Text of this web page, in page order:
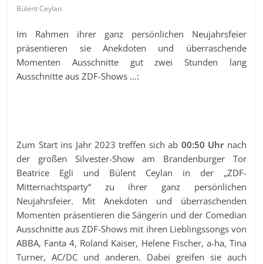
Bülent Ceylan
Im Rahmen ihrer ganz persönlichen Neujahrsfeier
präsentieren sie Anekdoten und überraschende
Momenten Ausschnitte gut zwei Stunden lang
Ausschnitte aus ZDF-Shows …:
Zum Start ins Jahr 2023 treffen sich ab 00:50 Uhrnach
der großen Silvester-Show am Brandenburger Tor
Beatrice Egli und Bülent Ceylan in der „ZDF-
Mitternachtsparty“ zu ihrer ganz persönlichen
Neujahrsfeier. Mit Anekdoten und überraschenden
Momenten präsentieren die Sängerin und der Comedian
Ausschnitte aus ZDF-Shows mit ihren Lieblingssongs von
ABBA, Fanta 4, Roland Kaiser, Helene Fischer, a-ha, Tina
Turner, AC/DC und anderen. Dabei greifen sie auch